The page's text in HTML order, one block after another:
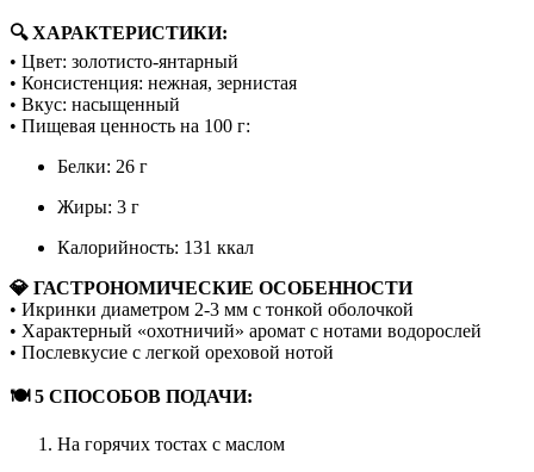
🔍 ХАРАКТЕРИСТИКИ:
• Цвет: золотисто-янтарный
• Консистенция: нежная, зернистая
• Вкус: насыщенный
• Пищевая ценность на 100 г:
Белки: 26 г
Жиры: 3 г
Калорийность: 131 ккал
💎 ГАСТРОНОМИЧЕСКИЕ ОСОБЕННОСТИ
• Икринки диаметром 2-3 мм с тонкой оболочкой
• Характерный «охотничий» аромат с нотами водорослей
• Послевкусие с легкой ореховой нотой
🍽 5 СПОСОБОВ ПОДАЧИ:
На горячих тостах с маслом